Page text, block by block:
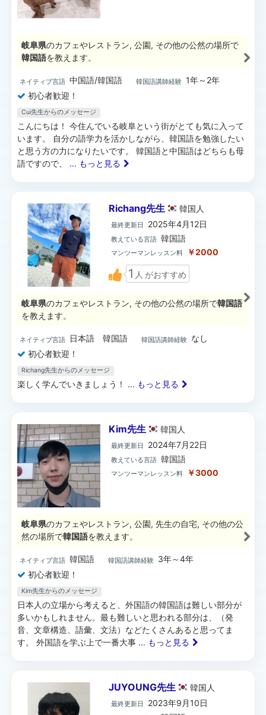
岐阜県のカフェやレストラン, 公園, その他の公然の場所で
韓国語を教えます。
ネイティブ言語 中国語/韓国語 韓国語講師経験 1年～2年
初心者歓迎！
Cui先生からのメッセージ
こんにちは！ 今住んでいる岐阜という街がとても気に入って
います。 自分の語学力を活かしながら、韓国語を勉強したい
と思う方の力になりたいです。 韓国語と中国語はどちらも母
語ですので、 ... もっと見る
Richang先生 韓国 人
最終更新日 2025年4月12日
教えている言語 韓国語
マンツーマンレッスン料 ￥2000
1 人 がおすすめ
岐阜県のカフェやレストラン, その他の公然の場所で韓国語
を教えます。
ネイティブ言語 日本語 韓国語 韓国語講師経験
なし
初心者歓迎！
Richang先生からのメッセージ
楽しく学んでいきましょう！ ... もっと見る
Kim先生 韓国 人
最終更新日 2024年7月22日
教えている言語 韓国語
マンツーマンレッスン料 ￥3000
岐阜県のカフェやレストラン, 公園, 先生の自宅, その他の公
然の場所で韓国語を教えます。
ネイティブ言語 韓国語 韓国語講師経験
3年～4年
初心者歓迎！
Kim先生からのメッセージ
日本人の立場から考えると、外国語の韓国語は難しい部分が
多いかもしれません。最も難しいと思われる部分は、（発
音、文章構造、語彙、文法）などたくさんあると思ってま
す。 外国語を学ぶ上で一番大事 ... もっと見る
JUYOUNG先生 韓国 人
最終更新日 2023年9月10日